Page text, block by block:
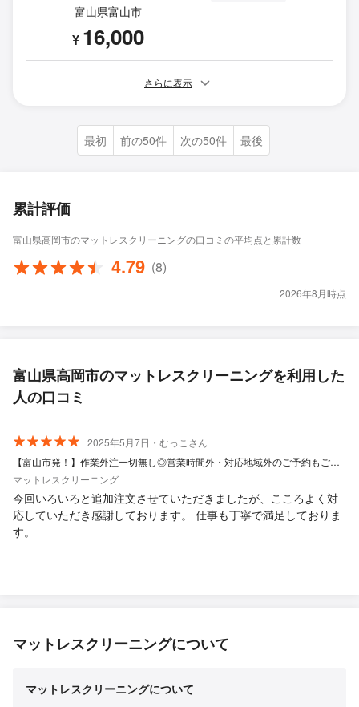
富山県富山市
¥ 16,000
さらに表示
最初 前の50件 次の50件 最後
累計評価
富山県高岡市のマットレスクリーニングの口コミの平均点と累計数
4.79 (8)
2026年8月時点
富山県高岡市のマットレスクリーニングを利用した
人の口コミ
2025年5月7日・むっこさん
【富山市発！】作業外注一切無し◎営業時間外・対応地域外のご予約もご相談歓迎！
マットレスクリーニング
今回いろいろと追加注文させていただきましたが、こころよく対
応していただき感謝しております。 仕事も丁寧で満足しておりま
す。
マットレスクリーニングについて
マットレスクリーニングについて